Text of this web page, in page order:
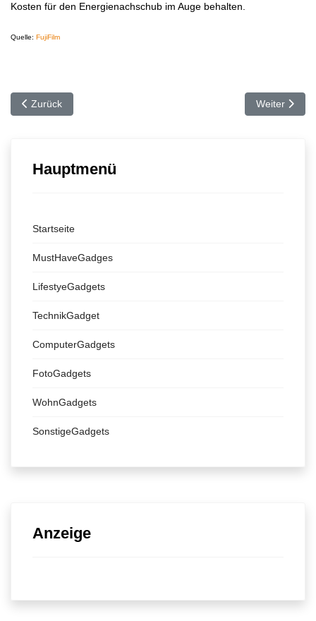
Kosten für den Energienachschub im Auge behalten.
Quelle: FujiFilm
Vorheriger Beitrag: Ballpod
Zurück Nächster
Weiter
Hauptmenü
Startseite
MustHaveGadges
LifestyeGadgets
TechnikGadget
ComputerGadgets
FotoGadgets
WohnGadgets
SonstigeGadgets
Anzeige